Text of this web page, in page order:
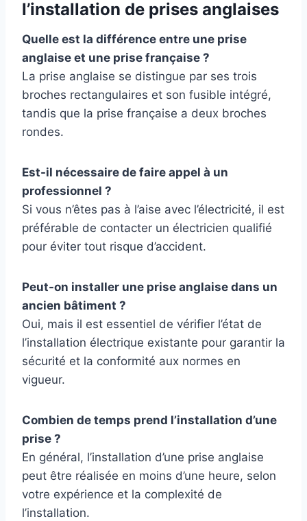
l’installation de prises anglaises
Quelle est la différence entre une prise
anglaise et une prise française ?
La prise anglaise se distingue par ses trois
broches rectangulaires et son fusible intégré,
tandis que la prise française a deux broches
rondes.
Est-il nécessaire de faire appel à un
professionnel ?
Si vous n’êtes pas à l’aise avec l’électricité, il est
préférable de contacter un électricien qualifié
pour éviter tout risque d’accident.
Peut-on installer une prise anglaise dans un
ancien bâtiment ?
Oui, mais il est essentiel de vérifier l’état de
l’installation électrique existante pour garantir la
sécurité et la conformité aux normes en
vigueur.
Combien de temps prend l’installation d’une
prise ?
En général, l’installation d’une prise anglaise
peut être réalisée en moins d’une heure, selon
votre expérience et la complexité de
l’installation.